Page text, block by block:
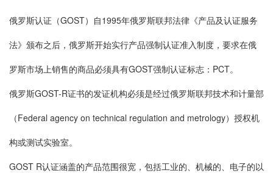
俄罗斯认证（GOST）自1995年俄罗斯联邦法律《产品及认证服务
法》颁布之后，俄罗斯开始实行产品强制认证准入制度，要求在俄
罗斯市场上销售的商品必须具有GOST强制认证标志：PCT。
俄罗斯GOST-R证书的发证机构必须是经过俄罗斯联邦技术和计量部
（Federal agency on technical regulation and metrology）授权机
构或测试实验室。
GOST R认证涵盖的产品范围很宽，包括工业的、机械的、电子的以